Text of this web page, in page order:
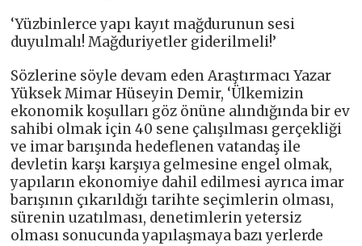
‘Yüzbinlerce yapı kayıt mağdurunun sesi
duyulmalı! Mağduriyetler giderilmeli!’
Sözlerine söyle devam eden Araştırmacı Yazar
Yüksek Mimar Hüseyin Demir, ‘Ülkemizin
ekonomik koşulları göz önüne alındığında bir ev
sahibi olmak için 40 sene çalışılması gerçekliği
ve imar barışında hedeflenen vatandaş ile
devletin karşı karşıya gelmesine engel olmak,
yapıların ekonomiye dahil edilmesi ayrıca imar
barışının çıkarıldığı tarihte seçimlerin olması,
sürenin uzatılması, denetimlerin yetersiz
olması sonucunda yapılaşmaya bazı yerlerde